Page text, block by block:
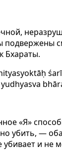
подвержены
Бхараты.
yudhyasva
«Я»
убить, —
убивает и не